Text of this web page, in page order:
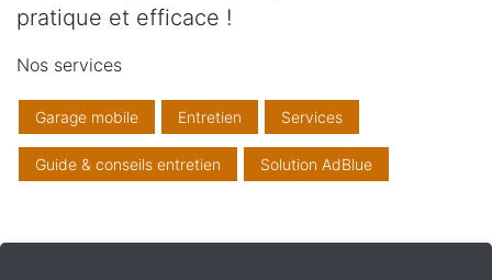
pratique et efficace !
Nos services
Garage mobile Entretien Services
Guide & conseils entretien Solution AdBlue